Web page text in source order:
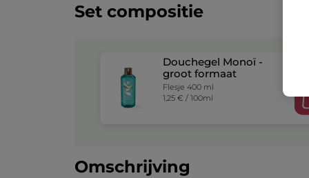
Set compositie
Douchegel Monoï -
groot formaat
Flesje 400 ml
1,25 € / 100ml
Omschrijving